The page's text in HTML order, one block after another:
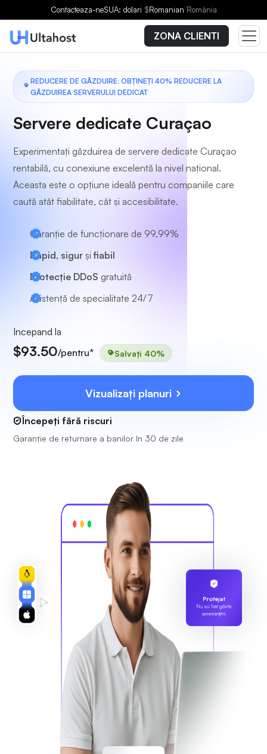
Contacteaza-neSUA: dolari $Romanian România
ZONA CLIENTI
REDUCERE DE GĂZDUIRE: OBȚINEȚI 40% REDUCERE LA
GĂZDUIREA SERVERULUI DEDICAT
Servere dedicate Curaçao
Experimentați găzduirea de servere dedicate Curaçao
rentabilă, cu conexiune excelentă la nivel național.
Aceasta este o opțiune ideală pentru companiile care
caută atât fiabilitate, cât și accesibilitate.
Garanție de funcționare de 99,99%
Rapid, sigur șifiabil
Protecție DDoS gratuită
Asistență de specialitate 24/7
Incepand la
$93.50/pentru* Salvați 40%
Vizualizați planuri
Începeți fără riscuri
Garanție de returnare a banilor în 30 de zile
Protejat
Nu au fost găsite
amenințări